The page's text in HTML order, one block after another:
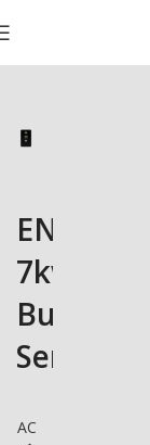
EN+
7kw
Business
Series
AC